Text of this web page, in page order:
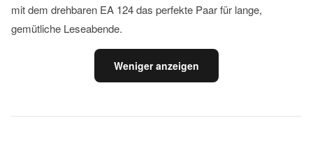
mit dem drehbaren EA 124 das perfekte Paar für lange,
gemütliche Leseabende.
Weniger anzeigen